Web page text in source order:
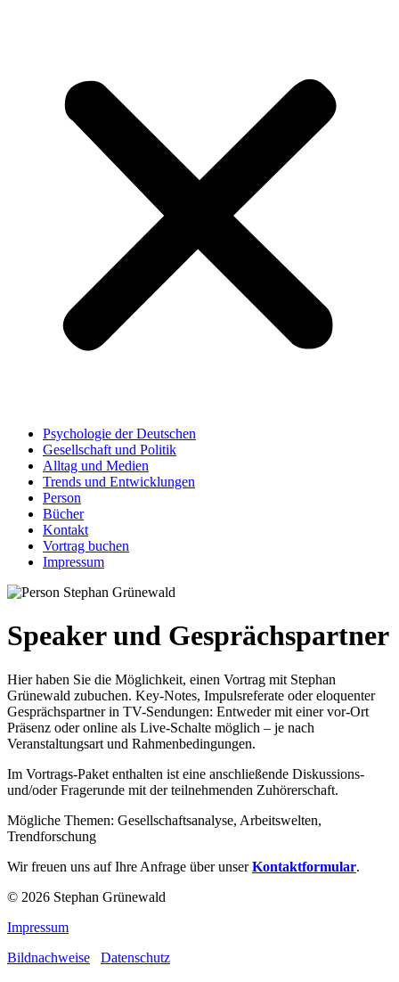
Psychologie der Deutschen
Gesellschaft und Politik
Alltag und Medien
Trends und Entwicklungen
Person
Bücher
Kontakt
Vortrag buchen
Impressum
Speaker und Gesprächspartner
Hier haben Sie die Möglichkeit, einen Vortrag mit Stephan
Grünewald zubuchen. Key-Notes, Impulsreferate oder eloquenter
Gesprächspartner in TV-Sendungen: Entweder mit einer vor-Ort
Präsenz oder online als Live-Schalte möglich – je nach
Veranstaltungsart und Rahmenbedingungen.
Im Vortrags-Paket enthalten ist eine anschließende Diskussions-
und/oder Fragerunde mit der teilnehmenden Zuhörerschaft.
Mögliche Themen: Gesellschaftsanalyse, Arbeitswelten,
Trendforschung
Wir freuen uns auf Ihre Anfrage über unserKontaktformular.
© 2026 Stephan Grünewald
Impressum
Bildnachweise
Datenschutz